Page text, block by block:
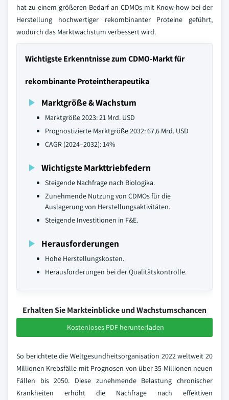
hat zu einem größeren Bedarf an CDMOs mit Know-how bei der
Herstellung hochwertiger rekombinanter Proteine geführt,
wodurch das Marktwachstum verbessert wird.
Wichtigste Erkenntnisse zum CDMO-Markt für
rekombinante Proteintherapeutika
Marktgröße & Wachstum
Marktgröße 2023: 21 Mrd. USD
Prognostizierte Marktgröße 2032: 67,6 Mrd. USD
CAGR (2024–2032): 14%
Wichtigste Markttriebfedern
Steigende Nachfrage nach Biologika.
Zunehmende Nutzung von CDMOs für die
Auslagerung von Herstellungsaktivitäten.
Steigende Investitionen in F&E.
Herausforderungen
Hohe Herstellungskosten.
Herausforderungen bei der Qualitätskontrolle.
Erhalten Sie Markteinblicke und Wachstumschancen
Kostenloses PDF herunterladen
So berichtete die Weltgesundheitsorganisation 2022 weltweit 20
Millionen Krebsfälle mit Prognosen von über 35 Millionen neuen
Fällen bis 2050. Diese zunehmende Belastung chronischer
Krankheiten erhöht die Nachfrage nach effektiven